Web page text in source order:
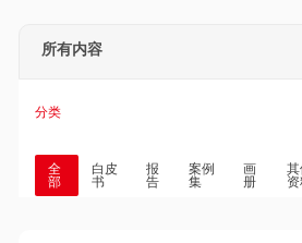
所有内容
分类
全
部
白皮
书
报
告
案例
集
画
册